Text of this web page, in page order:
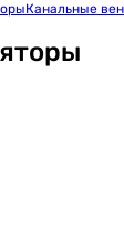
Канальные